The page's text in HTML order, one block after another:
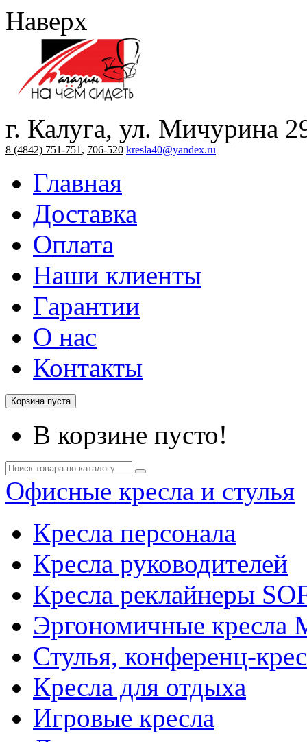
Наверх
г. Калуга, ул. Мичурина
8 (4842) 751-751 , 706-520 kresla40@yandex.ru
Главная
Доставка
Оплата
Наши клиенты
Гарантии
О нас
Контакты
Корзина пуста
В корзине пусто!
Офисные кресла и стулья
Кресла персонала
Кресла руководителей
Кресла реклайнеры
Эргономичные
Стулья, конференц-
Кресла для отдыха
Игровые кресла